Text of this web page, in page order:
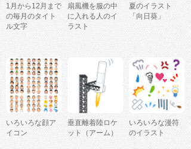
1月から12月まで
の毎月のタイト
ル文字
扇風機を服の中
に入れる人のイ
ラスト
夏のイラスト
「向日葵」
いろいろな顔ア
イコン
垂直離着陸ロケ
ット（アーム）
いろいろな漫符
のイラスト